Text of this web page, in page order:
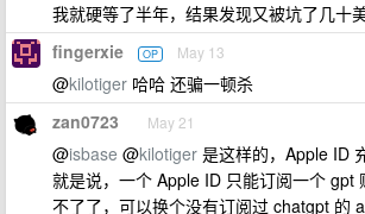
我就硬等了半年，结果发现又被坑了几十
fingerxie OP May 13
@kilotiger 哈哈 还骗一顿杀
zan0723 May 21
@isbase @kilotiger 是这样的，Apple ID
就是说，一个 Apple ID 只能订阅一个 gpt
不了了，可以换个没有订阅过 chatgpt 的